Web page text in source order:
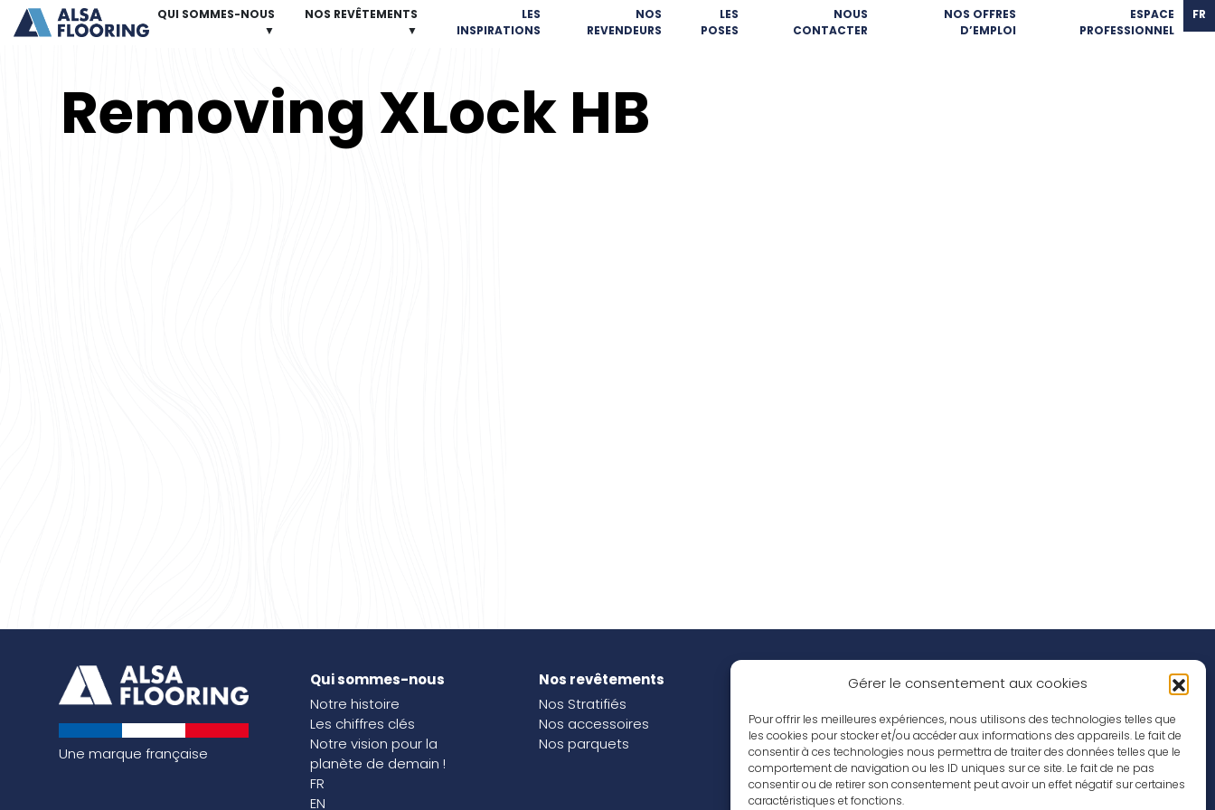
Gérer le consentement aux cookies
Pour offrir les meilleures expériences, nous utilisons des technologies telles que
les cookies pour stocker et/ou accéder aux informations des appareils. Le fait de
consentir à ces technologies nous permettra de traiter des données telles que le
comportement de navigation ou les ID uniques sur ce site. Le fait de ne pas
consentir ou de retirer son consentement peut avoir un effet négatif sur certaines
caractéristiques et fonctions.
QUI SOMMES-NOUS
▼
NOS REVÊTEMENTS
▼
LES
INSPIRATIONS
NOS
REVENDEURS
LES
POSES
NOUS
CONTACTER
NOS OFFRES
D’EMPLOI
ESPACE
PROFESSIONNEL
FR
Removing XLock HB
Une marque française
Qui sommes-nous
Notre histoire
Les chiffres clés
Notre vision pour la
planète de demain !
FR
EN
Nos revêtements
Nos Stratifiés
Nos accessoires
Nos parquets
Nos inspirations